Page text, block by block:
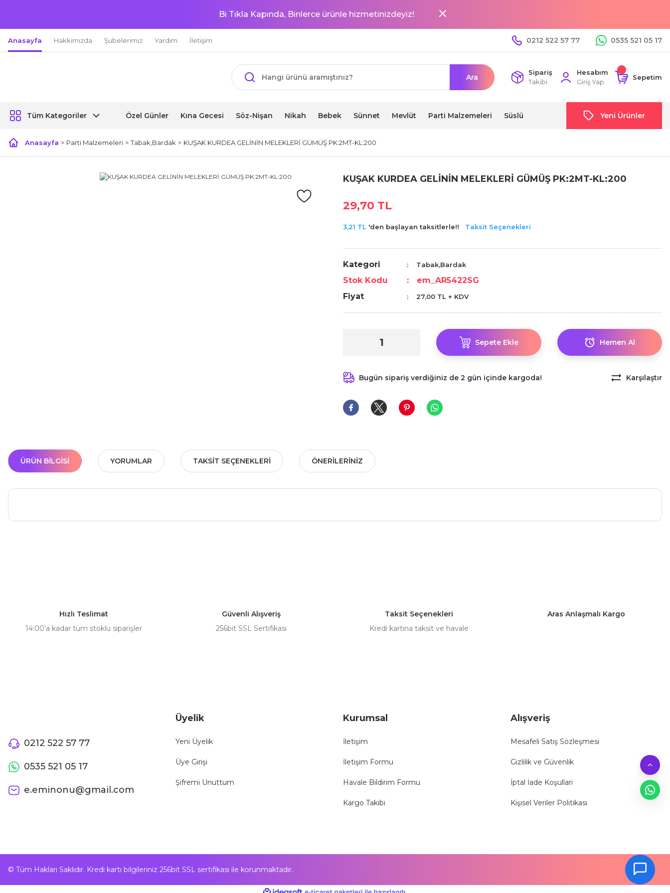
Bi Tıkla Kapında, Binlerce ürünle hizmetinizdeyiz!
Anasayfa Hakkımızda Şubelerimiz Yardım İletişim 0212 522 57 77 0535 521 05 17
Ara
Sipariş
Takibi
Hesabım
Giriş Yap
Sepetim
Tüm Kategoriler Özel Günler Kına Gecesi Söz-Nişan Nikah Bebek Sünnet Mevlüt Parti Malzemeleri Süslü Yeni Ürünler
Anasayfa Parti Malzemeleri Tabak,Bardak KUŞAK KURDEA GELİNİN MELEKLERİ GÜMÜŞ PK:2MT-KL:200
KUŞAK KURDEA GELİNİN MELEKLERİ GÜMÜŞ PK:2MT-KL:200
29,70 TL
3,21 TL 'den başlayan taksitlerle!! Taksit Seçenekleri
Kategori Tabak,Bardak
Stok Kodu
em_AR5422SG
Fiyat
27,00 TL + KDV
Sepete Ekle Hemen Al
Bugün sipariş verdiğiniz de 2 gün içinde kargoda! Karşılaştır
ÜRÜN BILGISI YORUMLAR TAKSIT SEÇENEKLERI ÖNERILERINIZ
Ürün fiyatı diğer sitelerden daha pahalı.
Gönder
Hızlı Teslimat
14:00’a kadar tüm stoklu siparişler
Güvenli Alışveriş
256bit SSL Sertifikası
Taksit Seçenekleri
Kredi kartına taksit ve havale
Aras Anlaşmalı Kargo
0212 522 57 77
0535 521 05 17
e.eminonu@gmail.com
Üyelik
Yeni Üyelik
Üye Girişi
Şifremi Unuttum
Kurumsal
İletişim
İletişim Formu
Havale Bildirim Formu
Kargo Takibi
Alışveriş
Mesafeli Satış Sözleşmesi
Gizlilik ve Güvenlik
İptal İade Koşullari
Kişisel Veriler Politikası
© Tüm Hakları Saklıdır. Kredi kartı bilgileriniz 256bit SSL sertifikası ile korunmaktadır.